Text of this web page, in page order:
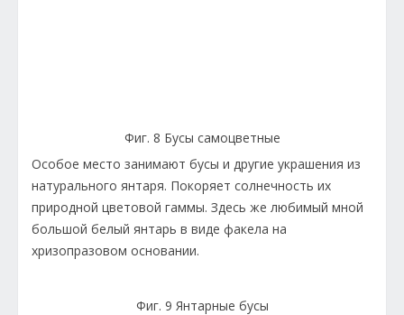
Фиг. 8 Бусы самоцветные
Особое место занимают бусы и другие украшения из
натурального янтаря. Покоряет солнечность их
природной цветовой гаммы. Здесь же любимый мной
большой белый янтарь в виде факела на
хризопразовом основании.
Фиг. 9 Янтарные бусы